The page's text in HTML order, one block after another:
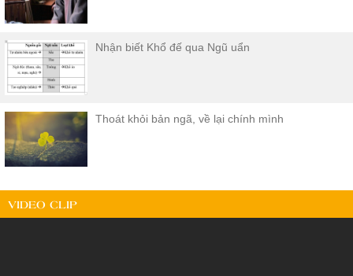
Nhận biết Khổ đế qua Ngũ uẩn
Thoát khỏi bản ngã, về lại chính mình
VIDEO CLIP